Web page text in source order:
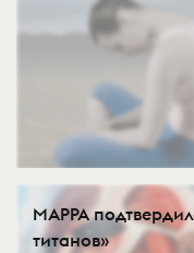
MAPPA
титанов»